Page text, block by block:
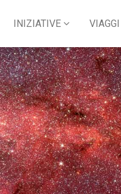
INIZIATIVE VIAGGI